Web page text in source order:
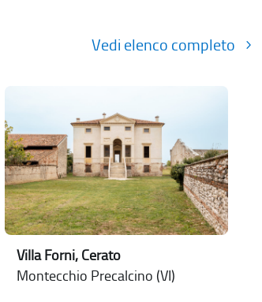
Vedi elenco completo
Villa Forni, Cerato
Montecchio Precalcino (VI)